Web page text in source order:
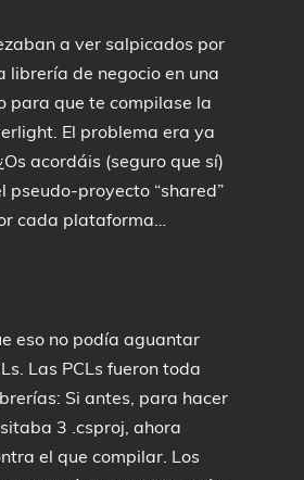
a ver salpicados por
librería de negocio en una
para que te compilase la
El problema era ya
acordáis (seguro que sí)
proyecto “shared”
cada plataforma…
eso no podía aguantar
Las PCLs fueron toda
Si antes, para hacer
3 .csproj, ahora
el que compilar. Los